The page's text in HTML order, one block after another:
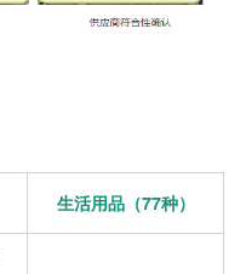
生活用品（77种）